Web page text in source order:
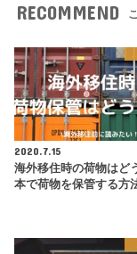
RECOMMEND
2020.7.15
海外移住時の荷物はど
本で荷物を保管する方